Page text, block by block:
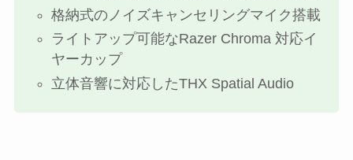
格納式のノイズキャンセリングマイク搭載
ライトアップ可能なRazer Chroma 対応イ
ヤーカップ
立体音響に対応したTHX Spatial Audio